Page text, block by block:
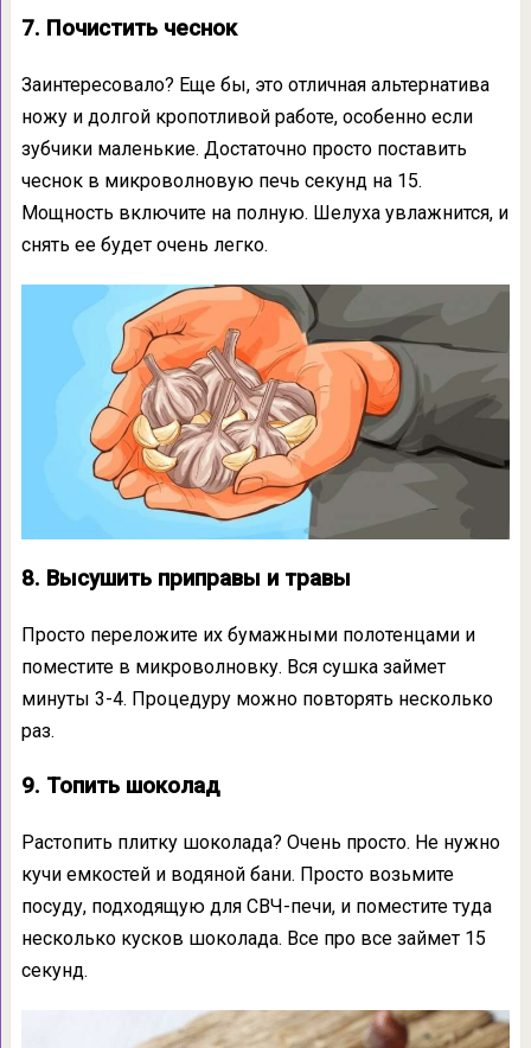
7. Почистить чеснок
Заинтересовало? Еще бы, это отличная альтернатива
ножу и долгой кропотливой работе, особенно если
зубчики маленькие. Достаточно просто поставить
чеснок в микроволновую печь секунд на 15.
Мощность включите на полную. Шелуха увлажнится, и
снять ее будет очень легко.
8. Высушить приправы и травы
Просто переложите их бумажными полотенцами и
поместите в микроволновку. Вся сушка займет
минуты 3-4. Процедуру можно повторять несколько
раз.
9. Топить шоколад
Растопить плитку шоколада? Очень просто. Не нужно
кучи емкостей и водяной бани. Просто возьмите
посуду, подходящую для СВЧ-печи, и поместите туда
несколько кусков шоколада. Все про все займет 15
секунд.